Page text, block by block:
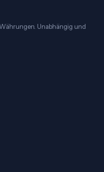
Unabhängig und